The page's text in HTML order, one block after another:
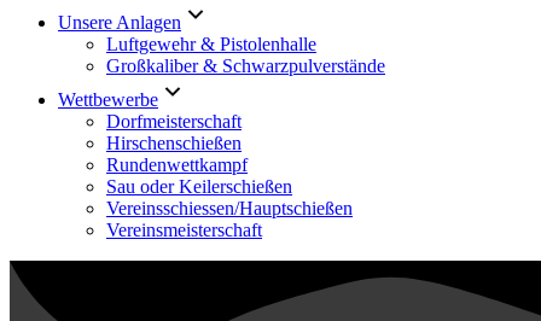
Unsere Anlagen
Luftgewehr & Pistolenhalle
Großkaliber & Schwarzpulverstände
Wettbewerbe
Dorfmeisterschaft
Hirschenschießen
Rundenwettkampf
Sau oder Keilerschießen
Vereinsschiessen/Hauptschießen
Vereinsmeisterschaft